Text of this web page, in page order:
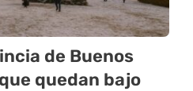
de Buenos
quedan bajo